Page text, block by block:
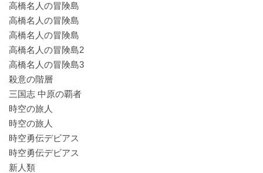
高橋名人の冒険島
高橋名人の冒険島
高橋名人の冒険島
高橋名人の冒険島2
高橋名人の冒険島3
殺意の階層
三国志 中原の覇者
時空の旅人
時空の旅人
時空勇伝デビアス
時空勇伝デビアス
新人類